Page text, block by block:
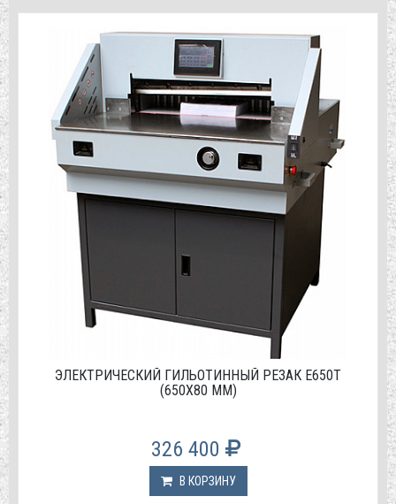
ЭЛЕКТРИЧЕСКИЙ ГИЛЬОТИННЫЙ РЕЗАК E650T
(650Х80 ММ)
326 400
В КОРЗИНУ